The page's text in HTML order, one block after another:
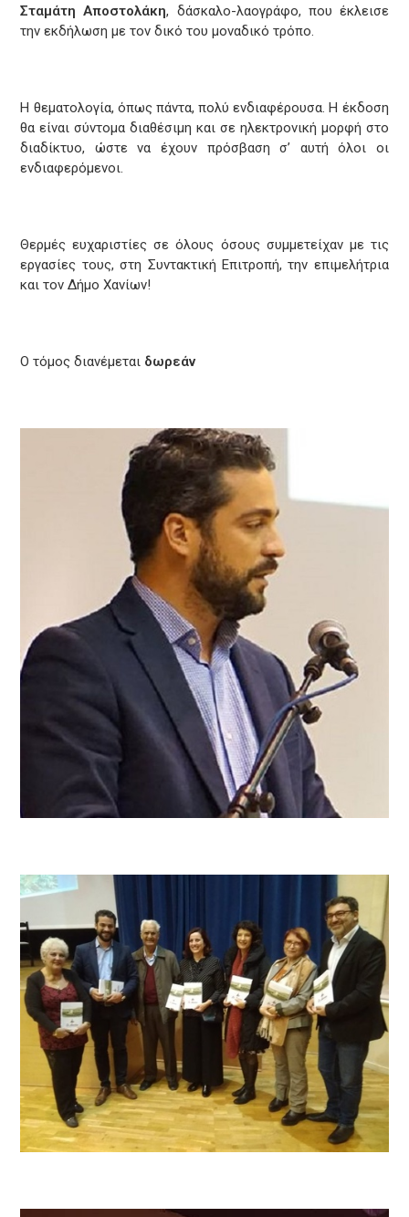
Σταμάτη Αποστολάκη, δάσκαλο-λαογράφο, που έκλεισε
την εκδήλωση με τον δικό του μοναδικό τρόπο.
Η θεματολογία, όπως πάντα, πολύ ενδιαφέρουσα. Η έκδοση
θα είναι σύντομα διαθέσιμη και σε ηλεκτρονική μορφή στο
διαδίκτυο, ώστε να έχουν πρόσβαση σ’ αυτή όλοι οι
ενδιαφερόμενοι.
Θερμές ευχαριστίες σε όλους όσους συμμετείχαν με τις
εργασίες τους, στη Συντακτική Επιτροπή, την επιμελήτρια
και τον Δήμο Χανίων!
Ο τόμος διανέμεται δωρεάν